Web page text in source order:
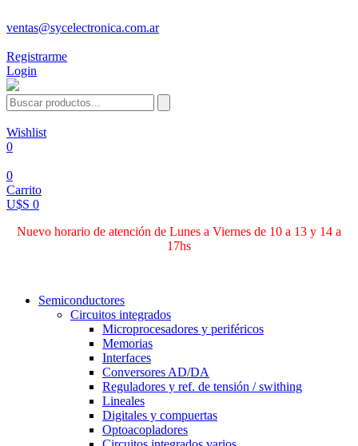
ventas@sycelectronica.com.ar
Registrarme
Login
Wishlist
0
0
Carrito
U$S 0
Nuevo horario de atención de Lunes a Viernes de 10 a 13 y 14 a
17hs
Semiconductores
Circuitos integrados
Microprocesadores y periféricos
Memorias
Interfaces
Conversores AD/DA
Reguladores y ref. de tensión / swithing
Lineales
Digitales y compuertas
Optoacopladores